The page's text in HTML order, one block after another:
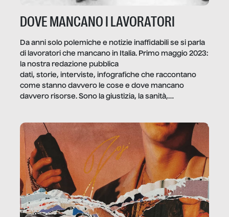
DOVE MANCANO I LAVORATORI
Da anni solo polemiche e notizie inaffidabili se si parla
di lavoratori che mancano in Italia. Primo maggio 2023:
la nostra redazione pubblica
dati, storie, interviste, infografiche che raccontano
come stanno davvero le cose e dove mancano
davvero risorse. Sono la giustizia, la sanità,